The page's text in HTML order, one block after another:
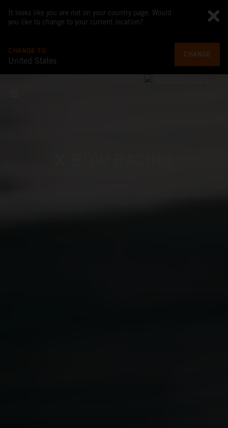
It looks like you are not on your country page. Would
you like to change to your current location?
CHANGE TO
United States
CHANGE